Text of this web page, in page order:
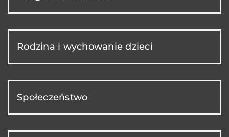
Rodzina i wychowanie dzieci
Społeczeństwo